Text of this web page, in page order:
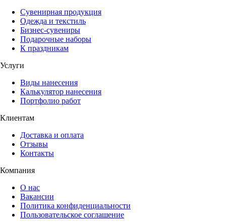
Сувенирная продукция
Одежда и текстиль
Бизнес-сувениры
Подарочные наборы
К праздникам
Услуги
Виды нанесения
Калькулятор нанесения
Портфолио работ
Клиентам
Доставка и оплата
Отзывы
Контакты
Компания
О нас
Вакансии
Политика конфиденциальности
Пользовательское соглашение